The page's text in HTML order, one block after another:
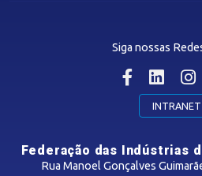
CONTRIBUIÇÃO SINDICAL
Siga nossas
INTRANET
Federação das Indústrias
Rua Manoel Gonçalves